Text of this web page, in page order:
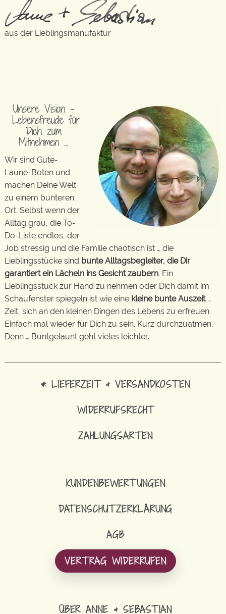
aus der Lieblingsmanufaktur
Unsere Vision –
Lebensfreude für
Dich zum
Mitnehmen …
Wir sind Gute-
Laune-Boten und
machen Deine Welt
zu einem bunteren
Ort. Selbst wenn der
Alltag grau, die To-
Do-Liste endlos, der
Job stressig und die Familie chaotisch ist … die
Lieblingsstücke sind bunte Alltagsbegleiter, die Dir
garantiert ein Lächeln ins Gesicht zaubern. Ein
Lieblingsstück zur Hand zu nehmen oder Dich damit im
Schaufenster spiegeln ist wie eine kleine bunte Auszeit…
Zeit, sich an den kleinen Dingen des Lebens zu erfreuen.
Einfach mal wieder für Dich zu sein. Kurz durchzuatmen.
Denn … Buntgelaunt geht vieles leichter.
* LIEFERZEIT & VERSANDKOSTEN
WIDERRUFSRECHT
ZAHLUNGSARTEN
KUNDENBEWERTUNGEN
DATENSCHUTZERKLÄRUNG
AGB
VERTRAG WIDERRUFEN
ÜBER ANNE & SEBASTIAN